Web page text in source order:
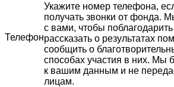
Телефон
Укажите номер телефона,
получать звонки от фонда.
с вами, чтобы
рассказать о результатах
сообщить о
способах участия в них. Мы
к вашим данным и не
лицам.